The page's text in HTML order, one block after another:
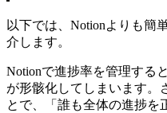
以下では、Notionよりも簡
介します。
Notionで進捗率を管理する
が形骸化してしまいます。
とで、「誰も全体の進捗を